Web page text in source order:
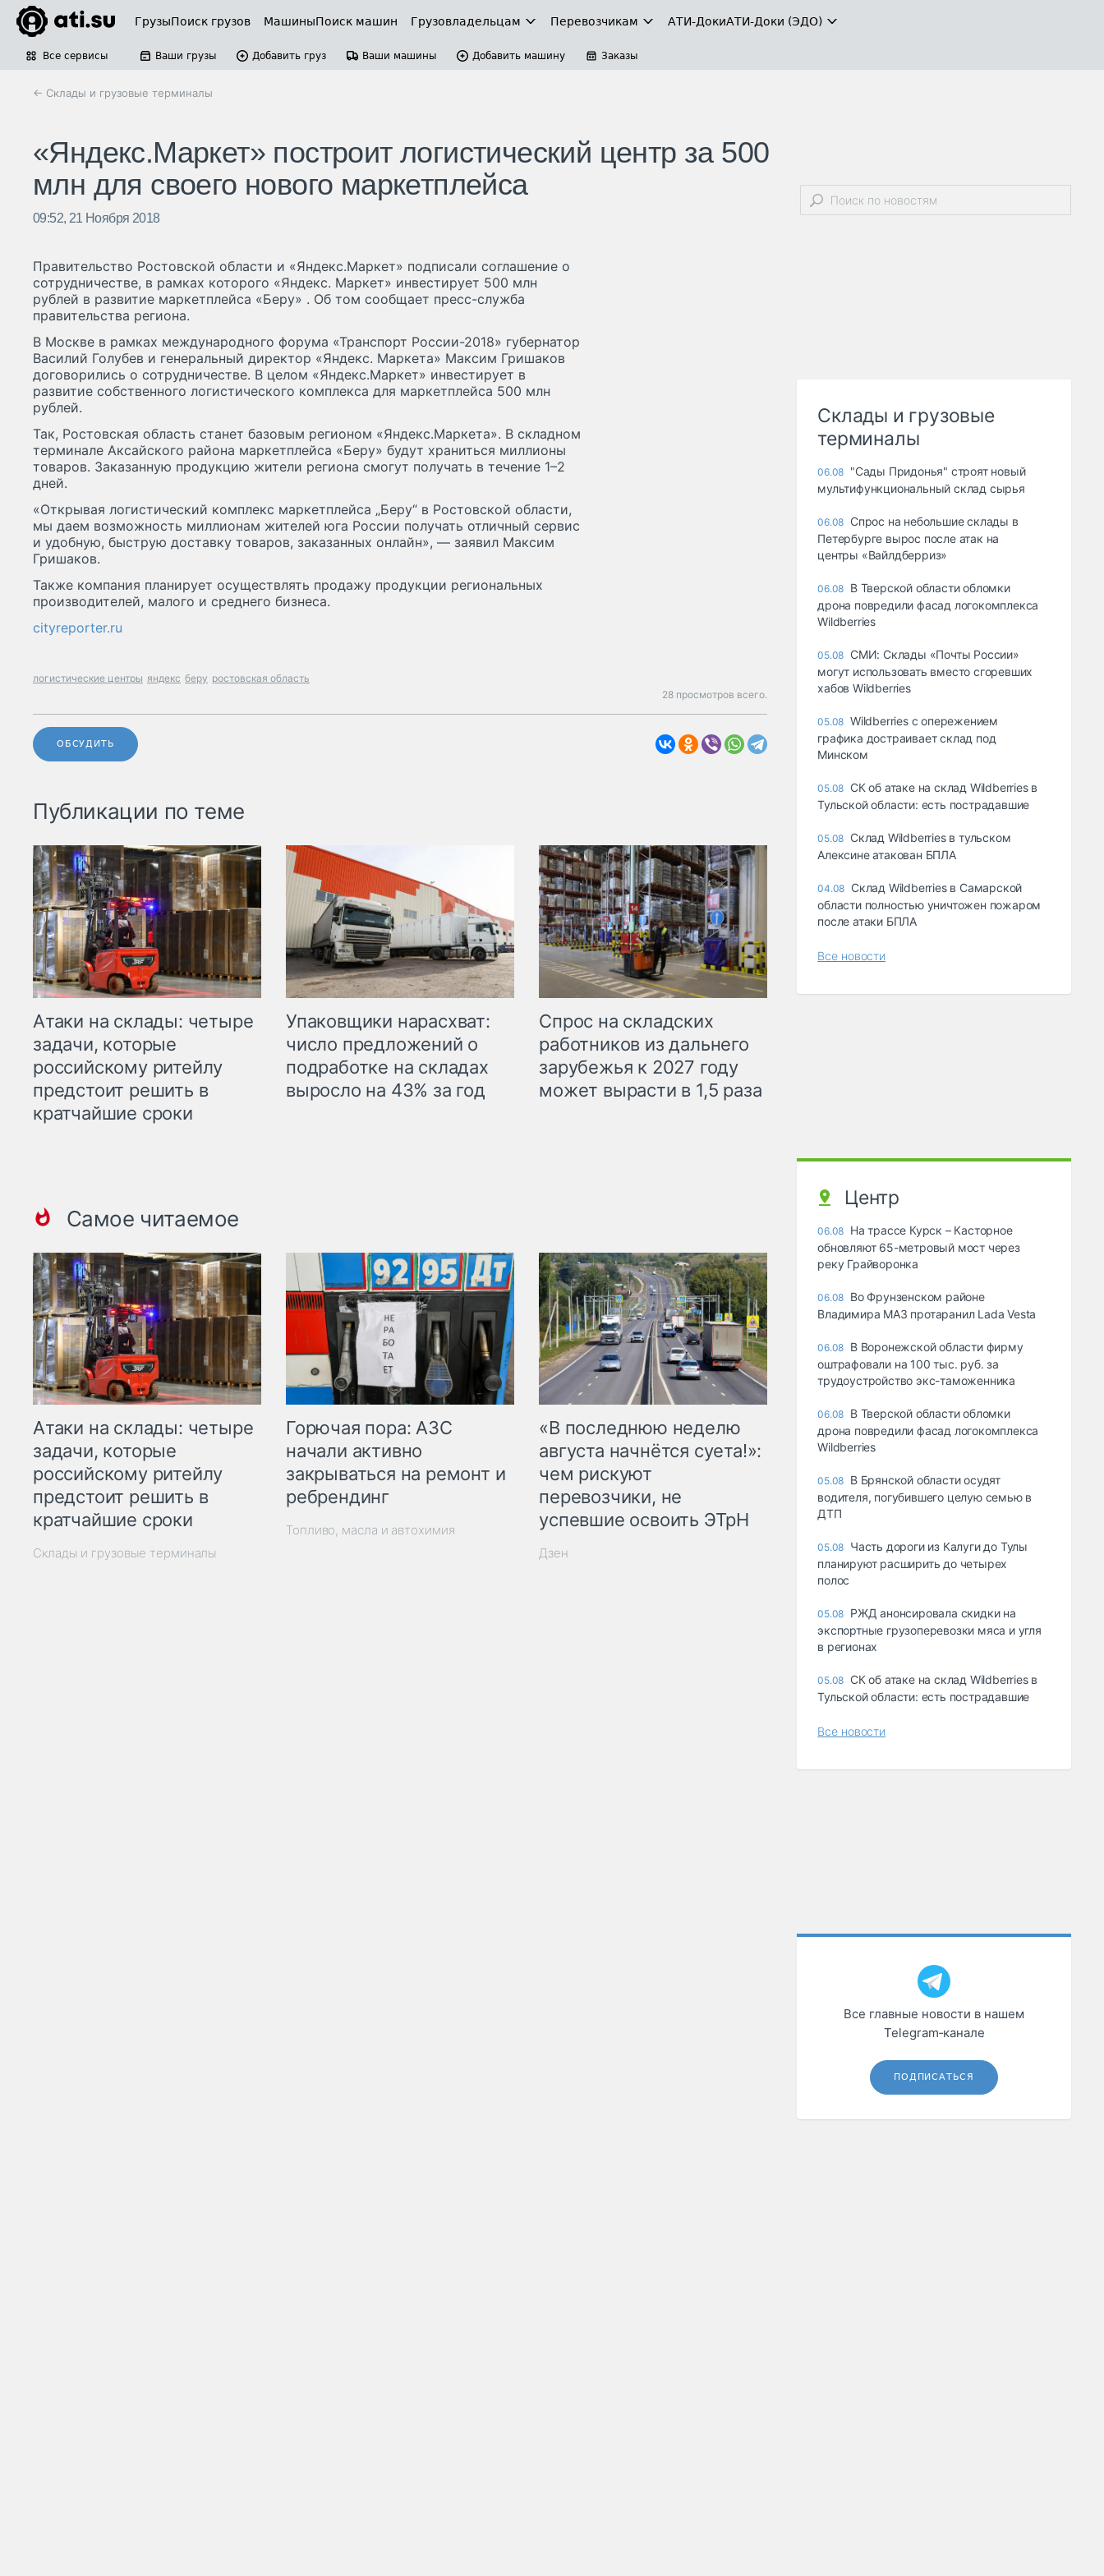
ГрузыПоиск грузов МашиныПоиск машин Грузовладельцам Перевозчикам АТИ-ДокиАТИ-Доки (ЭДО)
Все сервисы Ваши грузы Добавить груз Ваши машины Добавить машину Заказы
← Склады и грузовые терминалы
«Яндекс.Маркет» построит логистический центр за 500
млн для своего нового маркетплейса
09:52, 21 Ноября 2018
Правительство Ростовской области и «Яндекс.Маркет» подписали соглашение о
сотрудничестве, в рамках которого «Яндекс. Маркет» инвестирует 500 млн
рублей в развитие маркетплейса «Беру» . Об том сообщает пресс-служба
правительства региона.
В Москве в рамках международного форума «Транспорт России-2018» губернатор
Василий Голубев и генеральный директор «Яндекс. Маркета» Максим Гришаков
договорились о сотрудничестве. В целом «Яндекс.Маркет» инвестирует в
развитие собственного логистического комплекса для маркетплейса 500 млн
рублей.
Так, Ростовская область станет базовым регионом «Яндекс.Маркета». В складном
терминале Аксайского района маркетплейса «Беру» будут храниться миллионы
товаров. Заказанную продукцию жители региона смогут получать в течение 1–2
дней.
«Открывая логистический комплекс маркетплейса „Беру“ в Ростовской области,
мы даем возможность миллионам жителей юга России получать отличный сервис
и удобную, быструю доставку товаров, заказанных онлайн», — заявил Максим
Гришаков.
Также компания планирует осуществлять продажу продукции региональных
производителей, малого и среднего бизнеса.
cityreporter.ru
логистические центры яндекс беру ростовская область
28 просмотров всего.
ОБСУДИТЬ
Публикации по теме
Атаки на склады: четыре
задачи, которые
российскому ритейлу
предстоит решить в
кратчайшие сроки
Упаковщики нарасхват:
число предложений о
подработке на складах
выросло на 43% за год
Спрос на складских
работников из дальнего
зарубежья к 2027 году
может вырасти в 1,5 раза
Самое читаемое
Атаки на склады: четыре
задачи, которые
российскому ритейлу
предстоит решить в
кратчайшие сроки
Склады и грузовые терминалы
Горючая пора: АЗС
начали активно
закрываться на ремонт и
ребрендинг
Топливо, масла и автохимия
«В последнюю неделю
августа начнётся суета!»:
чем рискуют
перевозчики, не
успевшие освоить ЭТрН
Дзен
Склады и грузовые
терминалы
06.08 "Сады Придонья" строят новый
мультифункциональный склад сырья
06.08 Спрос на небольшие склады в
Петербурге вырос после атак на
центры «Вайлдберриз»
06.08 В Тверской области обломки
дрона повредили фасад логокомплекса
Wildberries
05.08 СМИ: Склады «Почты России»
могут использовать вместо сгоревших
хабов Wildberries
05.08 Wildberries с опережением
графика достраивает склад под
Минском
05.08 СК об атаке на склад Wildberries в
Тульской области: есть пострадавшие
05.08 Склад Wildberries в тульском
Алексине атакован БПЛА
04.08 Склад Wildberries в Самарской
области полностью уничтожен пожаром
после атаки БПЛА
Все новости
Центр
06.08 На трассе Курск – Касторное
обновляют 65-метровый мост через
реку Грайворонка
06.08 Во Фрунзенском районе
Владимира МАЗ протаранил Lada Vesta
06.08 В Воронежской области фирму
оштрафовали на 100 тыс. руб. за
трудоустройство экс-таможенника
06.08 В Тверской области обломки
дрона повредили фасад логокомплекса
Wildberries
05.08 В Брянской области осудят
водителя, погубившего целую семью в
ДТП
05.08 Часть дороги из Калуги до Тулы
планируют расширить до четырех
полос
05.08 РЖД анонсировала скидки на
экспортные грузоперевозки мяса и угля
в регионах
05.08 СК об атаке на склад Wildberries в
Тульской области: есть пострадавшие
Все новости
Все главные новости в нашем
Telegram‑канале
ПОДПИСАТЬСЯ